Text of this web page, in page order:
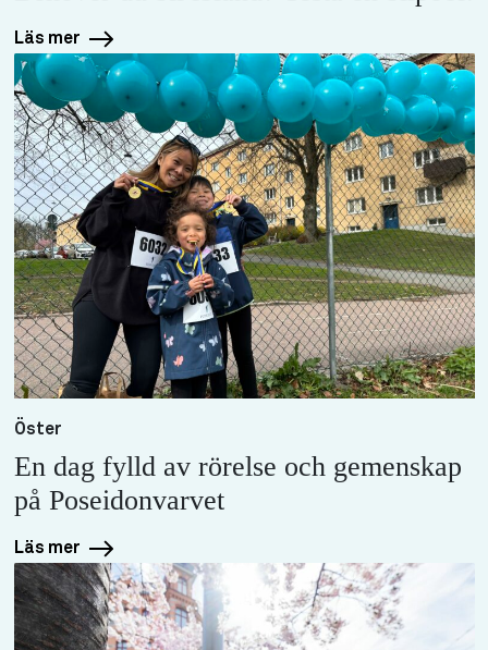
Läs mer
Öster
En dag fylld av rörelse och gemenskap
på Poseidonvarvet
Läs mer